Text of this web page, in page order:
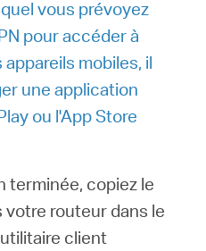
vous prévoyez
pour accéder à
mobiles, il
une application
ou l'App Store
terminée, copiez le
routeur dans le
client